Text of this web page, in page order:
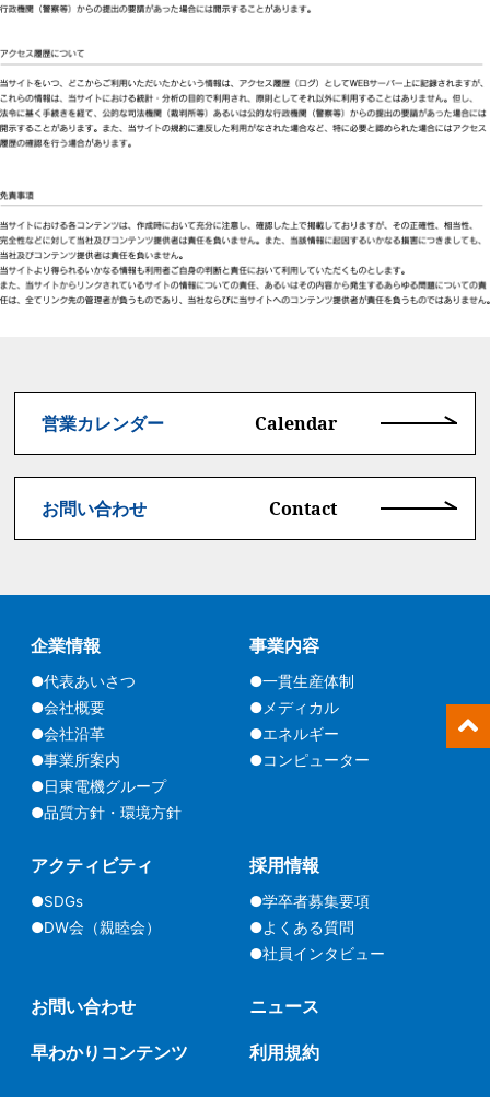
営業カレンダー Calendar
お問い合わせ Contact
企業情報
●代表あいさつ
●会社概要
●会社沿革
●事業所案内
●日東電機グループ
●品質方針・環境方針
事業内容
●一貫生産体制
●メディカル
●エネルギー
●コンピューター
アクティビティ
●SDGs
●DW会（親睦会）
採用情報
●学卒者募集要項
●よくある質問
●社員インタビュー
お問い合わせ ニュース
早わかりコンテンツ 利用規約